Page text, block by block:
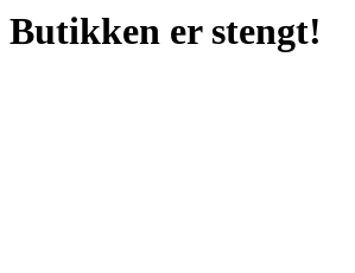
Butikken er stengt!